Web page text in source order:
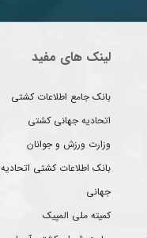
لینک های مفید
بانک جامع اطلاعات کشتی
اتحادیه جهانی کشتی
وزارت ورزش و جوانان
بانک اطلاعات کشتی اتحادیه
جهانی
کمیته ملی المپیک